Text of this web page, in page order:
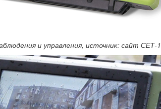
и управления, источник: сайт СЕТ-1